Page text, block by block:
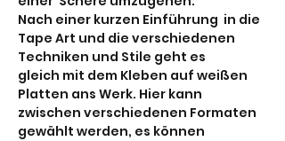
Nach einer kurzen Einführung  in die
Tape Art und die verschiedenen
Techniken und Stile geht es
gleich mit dem Kleben auf weißen
Platten ans Werk. Hier kann
zwischen verschiedenen Formaten
gewählt werden, es können